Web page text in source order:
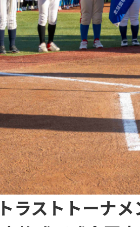
ラストトーナメ